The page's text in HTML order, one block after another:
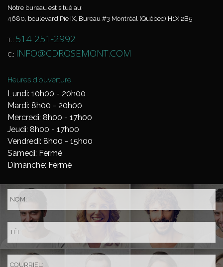
Notre bureau est situé au:
4680, boulevard Pie IX, Bureau #3 Montréal (Québec) H1X 2B5
T.: 514 251-2992
C.: INFO@CDROSEMONT.COM
Heures d'ouverture
Lundi: 10h00 - 20h00
Mardi: 8h00 - 20h00
Mercredi: 8h00 - 17h00
Jeudi: 8h00 - 17h00
Vendredi: 8h00 - 15h00
Samedi: Fermé
Dimanche: Fermé